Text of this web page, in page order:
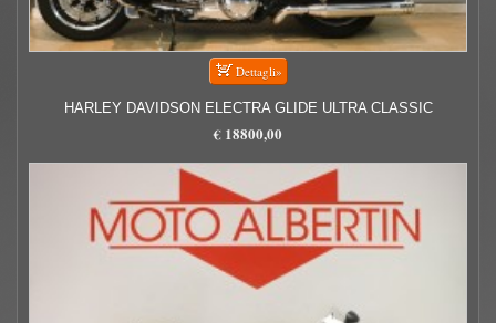
HARLEY DAVIDSON ELECTRA GLIDE ULTRA CLASSIC
€ 18800,00